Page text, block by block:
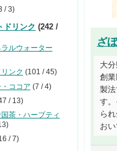
ざ
大
創
製
す
ら
お
/ 3)
ドリンク (242 /
ルウォーター
ンク (101 / 45)
ココア (7 / 4)
/ 13)
茶・ハーブティ
/ 7)